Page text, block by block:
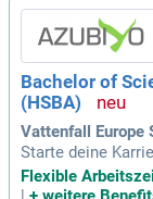
Bachelor of
(HSBA)
Vattenfall Europe
Starte deine
onal
ess
Flexible